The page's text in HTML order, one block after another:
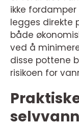
ikke
legges direkte
både
ved å
disse pottene
risikoen for